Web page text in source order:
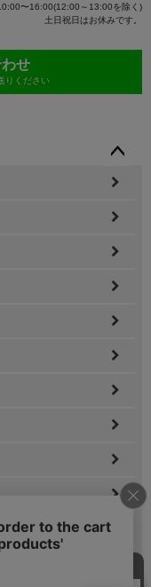
〜16:00(12:00～13:00を除く)
土日祝日はお休みです。
せ
りください
ペー
ップ